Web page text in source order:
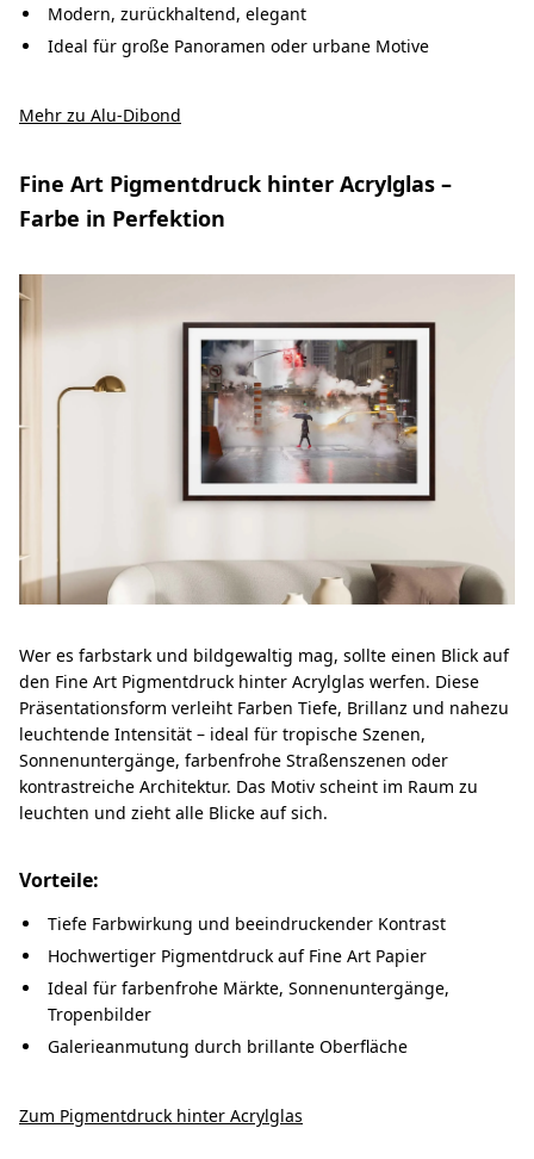
Modern, zurückhaltend, elegant
Ideal für große Panoramen oder urbane Motive
Mehr zu Alu-Dibond
Fine Art Pigmentdruck hinter Acrylglas –
Farbe in Perfektion
Wer es farbstark und bildgewaltig mag, sollte einen Blick auf
den Fine Art Pigmentdruck hinter Acrylglas werfen. Diese
Präsentationsform verleiht Farben Tiefe, Brillanz und nahezu
leuchtende Intensität – ideal für tropische Szenen,
Sonnenuntergänge, farbenfrohe Straßenszenen oder
kontrastreiche Architektur. Das Motiv scheint im Raum zu
leuchten und zieht alle Blicke auf sich.
Vorteile:
Tiefe Farbwirkung und beeindruckender Kontrast
Hochwertiger Pigmentdruck auf Fine Art Papier
Ideal für farbenfrohe Märkte, Sonnenuntergänge,
Tropenbilder
Galerieanmutung durch brillante Oberfläche
Zum Pigmentdruck hinter Acrylglas